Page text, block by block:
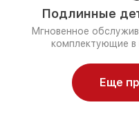
Подлинные
Мгновенное
комплектующие в
Еще